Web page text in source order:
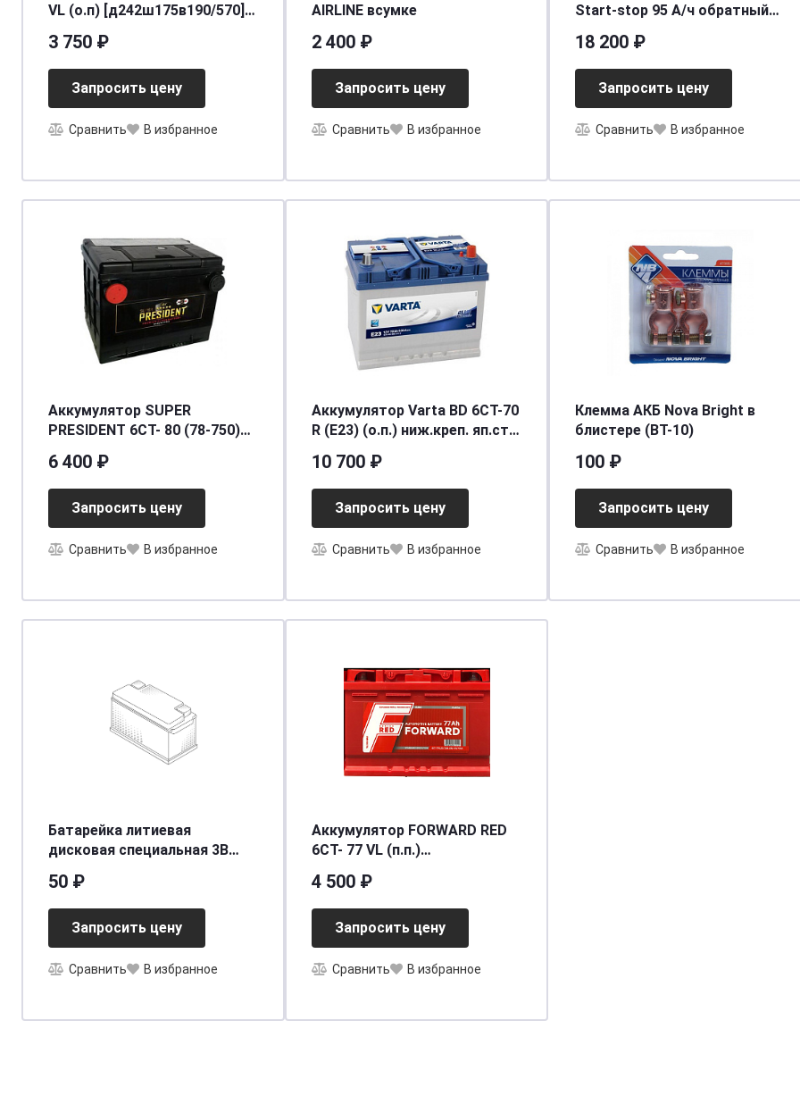
VL (о.п) [д242ш175в190/570]
3 750 ₽
Запросить цену
Сравнить В избранное
AIRLINE всумке
2 400 ₽
Запросить цену
Сравнить В избранное
Start-stop 95 А/ч обратный
18 200 ₽
Запросить цену
Сравнить В избранное
Аккумулятор SUPER
PRESIDENT 6СТ- 80 (78-750)
[78]
6 400 ₽
Запросить цену
Сравнить В избранное
Аккумулятор Varta BD 6CT-70
R (E23) (о.п.) ниж.креп. яп.ст.
10 700 ₽
Запросить цену
Сравнить В избранное
Клемма АКБ Nova Bright в
блистере (BT-10)
100 ₽
Запросить цену
Сравнить В избранное
Батарейка литиевая
дисковая специальная 3В
BP1
50 ₽
Запросить цену
Сравнить В избранное
Аккумулятор FORWARD RED
6СТ- 77 VL (п.п.)
4 500 ₽
Запросить цену
Сравнить В избранное